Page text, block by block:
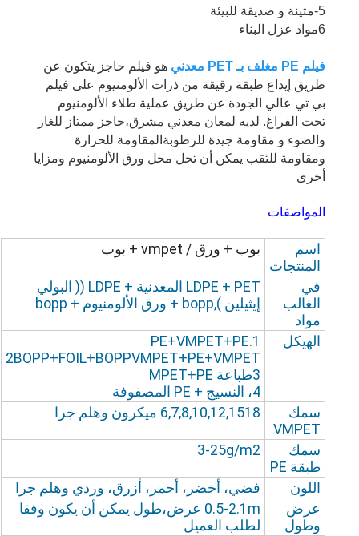
5-متينة و صديقة للبيئة
6مواد عزل البناء
فيلم PE مغلف بـ PET معدني
هو فيلم حاجز يتكون عن
طريق إيداع طبقة رقيقة من ذرات الألومنيوم على فيلم
بي تي عالي الجودة عن طريق عملية طلاء الألومنيوم
تحت الفراغ. لديه لمعان معدني مشرق،حاجز ممتاز للغاز
والضوء و مقاومة جيدة للرطوبةالمقاومة للحرارة
ومقاومة للثقب يمكن أن تحل محل ورق الألومنيوم ومزايا
أخرى
المواصفات
اسم
المنتجات
بوب + ورق / vmpet + بوب
في
الغالب
مواد
LDPE + PET المعدنية + LDPE (( البولي
إيثيلين ),bopp + ورق الألومنيوم + bopp
الهيكل
1.PE+VMPET+PE
2BOPP+FOIL+BOPPVMPET+PE+VMPET
3طباعة MPET+PE
4، النسيج + PE المصفوفة
سمك
VMPET
6,7,8,10,12,1518 ميكرون وهلم جرا
سمك
طبقة PE
3-25g/m2
اللون
فضي، أخضر، أحمر، أزرق، وردي وهلم جرا
عرض
وطول
0.5-2.1m عرض،طول يمكن أن يكون وفقا
لطلب العميل